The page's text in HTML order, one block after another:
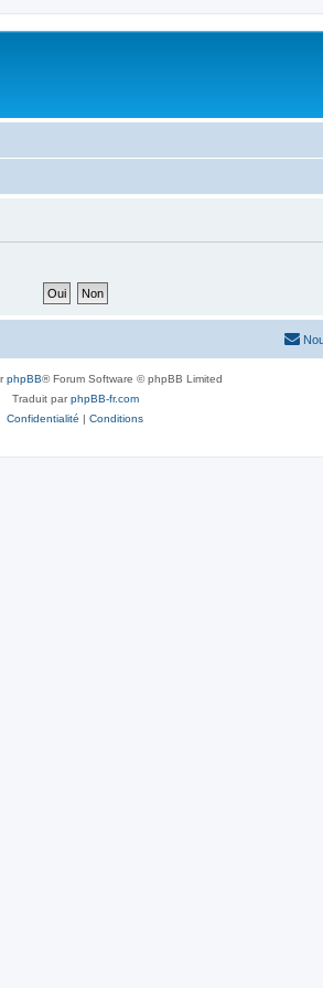
phpBB® Forum Software © phpBB Limited
Traduit parphpBB-fr.com
Confidentialité | Conditions